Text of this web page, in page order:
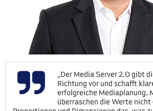
„Der Media Server 2.0 gibt
Richtung vor und schafft
erfolgreiche Mediaplanung.
überraschen die Werte nicht